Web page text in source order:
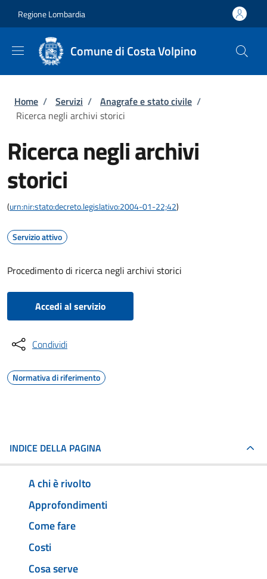
Regione Lombardia
Comune di Costa Volpino
Briciole di pane
Home / Servizi / Anagrafe e stato civile /
Ricerca negli archivi storici
Ricerca negli archivi
storici
(urn:nir:stato:decreto.legislativo:2004-01-22;42)
Servizio attivo
Procedimento di ricerca negli archivi storici
Accedi al servizio
Condividi
Normativa di riferimento
INDICE DELLA PAGINA
A chi è rivolto
Approfondimenti
Come fare
Costi
Cosa serve